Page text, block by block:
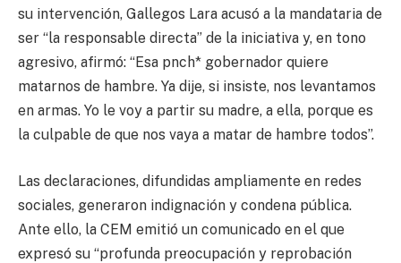
su intervención, Gallegos Lara acusó a la mandataria de
ser “la responsable directa” de la iniciativa y, en tono
agresivo, afirmó: “Esa pnch* gobernador quiere
matarnos de hambre. Ya dije, si insiste, nos levantamos
en armas. Yo le voy a partir su madre, a ella, porque es
la culpable de que nos vaya a matar de hambre todos”.
Las declaraciones, difundidas ampliamente en redes
sociales, generaron indignación y condena pública.
Ante ello, la CEM emitió un comunicado en el que
expresó su “profunda preocupación y reprobación